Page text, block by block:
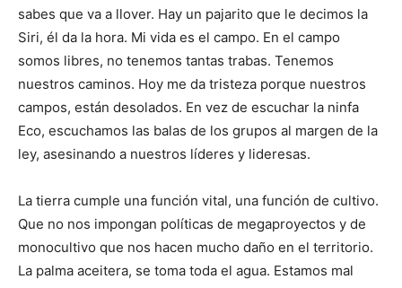
sabes que va a llover. Hay un pajarito que le decimos la
Siri, él da la hora. Mi vida es el campo. En el campo
somos libres, no tenemos tantas trabas. Tenemos
nuestros caminos. Hoy me da tristeza porque nuestros
campos, están desolados. En vez de escuchar la ninfa
Eco, escuchamos las balas de los grupos al margen de la
ley, asesinando a nuestros líderes y lideresas.
La tierra cumple una función vital, una función de cultivo.
Que no nos impongan políticas de megaproyectos y de
monocultivo que nos hacen mucho daño en el territorio.
La palma aceitera, se toma toda el agua. Estamos mal